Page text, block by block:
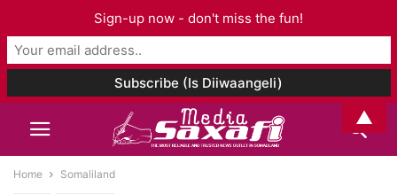
Home Somaliland
Sign-up now - don't miss the fun!
▲